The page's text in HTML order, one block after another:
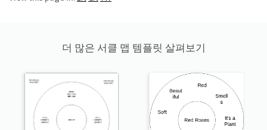
더 많은 서클 맵 템플릿 살펴보기